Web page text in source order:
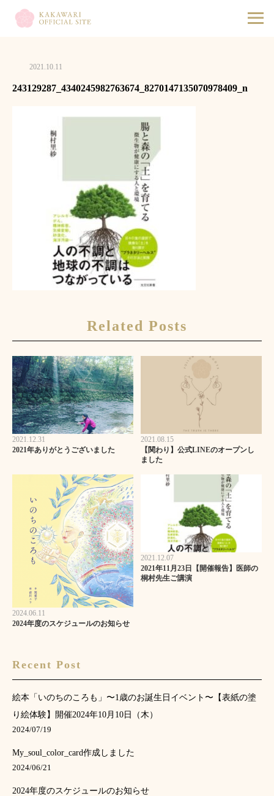
2021.10.11
243129287_4340245982763674_8270147135070978409_n
Related Posts
2021.12.31
2021年ありがとうございました
2021.08.15
【関わり】公式LINEのオープンし
ました
2024.06.11
2024年度のスケジュールのお知らせ
2021.12.07
2021年11月23日【開催報告】医師の
桐村先生ご講演
Recent Post
絵本「いのちのころも」〜1歳のお誕生日イベント〜【表紙の塗
り絵体験】開催2024年10月10日（木）
2024/07/19
My_soul_color_card作成しました
2024/06/21
2024年度のスケジュールのお知らせ